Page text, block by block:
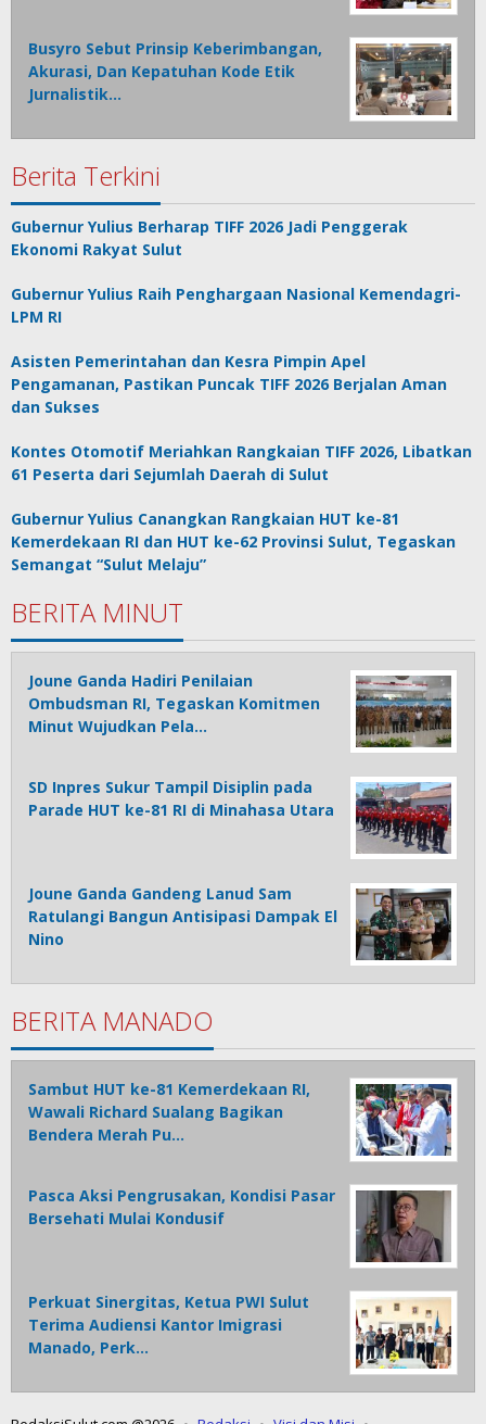
Busyro Sebut Prinsip Keberimbangan,
Akurasi, Dan Kepatuhan Kode Etik
Jurnalistik…
Berita Terkini
Gubernur Yulius Berharap TIFF 2026 Jadi Penggerak
Ekonomi Rakyat Sulut
Gubernur Yulius Raih Penghargaan Nasional Kemendagri-
LPM RI
Asisten Pemerintahan dan Kesra Pimpin Apel
Pengamanan, Pastikan Puncak TIFF 2026 Berjalan Aman
dan Sukses
Kontes Otomotif Meriahkan Rangkaian TIFF 2026, Libatkan
61 Peserta dari Sejumlah Daerah di Sulut
Gubernur Yulius Canangkan Rangkaian HUT ke-81
Kemerdekaan RI dan HUT ke-62 Provinsi Sulut, Tegaskan
Semangat “Sulut Melaju”
BERITA MINUT
Joune Ganda Hadiri Penilaian
Ombudsman RI, Tegaskan Komitmen
Minut Wujudkan Pela…
SD Inpres Sukur Tampil Disiplin pada
Parade HUT ke-81 RI di Minahasa Utara
Joune Ganda Gandeng Lanud Sam
Ratulangi Bangun Antisipasi Dampak El
Nino
BERITA MANADO
Sambut HUT ke-81 Kemerdekaan RI,
Wawali Richard Sualang Bagikan
Bendera Merah Pu…
Pasca Aksi Pengrusakan, Kondisi Pasar
Bersehati Mulai Kondusif
Perkuat Sinergitas, Ketua PWI Sulut
Terima Audiensi Kantor Imigrasi
Manado, Perk…